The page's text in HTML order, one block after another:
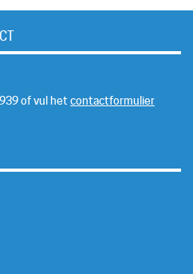
of vul hetcontactformulier